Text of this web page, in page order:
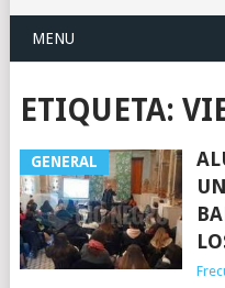
MENU
ETIQUETA:
GENERAL